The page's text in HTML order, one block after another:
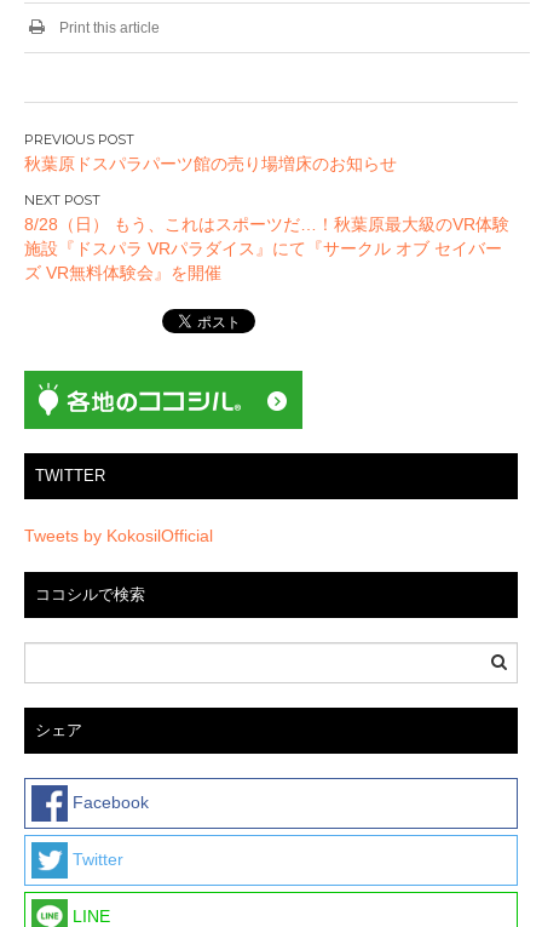
Print this article
投
稿
ナ
ビ
ゲ
ン
秋葉原ドスパラパーツ館の売り場増床のお知らせ
8/28（日） もう、これはスポーツだ…！秋葉原最大級のVR体験
施設『ドスパラ VRパラダイス』にて『サークル オブ セイバー
ズ VR無料体験会』を開催
TWITTER
Tweets by KokosilOfficial
ココシルで検索
シェア
Facebook
Twitter
LINE